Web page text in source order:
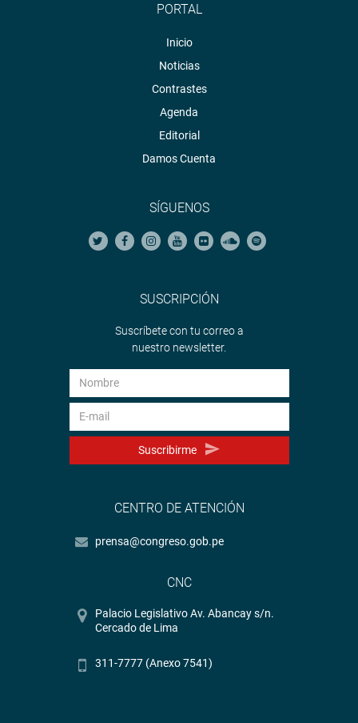
PORTAL
Inicio
Noticias
Contrastes
Agenda
Editorial
Damos Cuenta
SÍGUENOS
SUSCRIPCIÓN
Suscríbete con tu correo a
nuestro newsletter.
Suscribirme
CENTRO DE ATENCIÓN
prensa@congreso.gob.pe
CNC
Palacio Legislativo Av. Abancay s/n.
Cercado de Lima
311-7777 (Anexo 7541)